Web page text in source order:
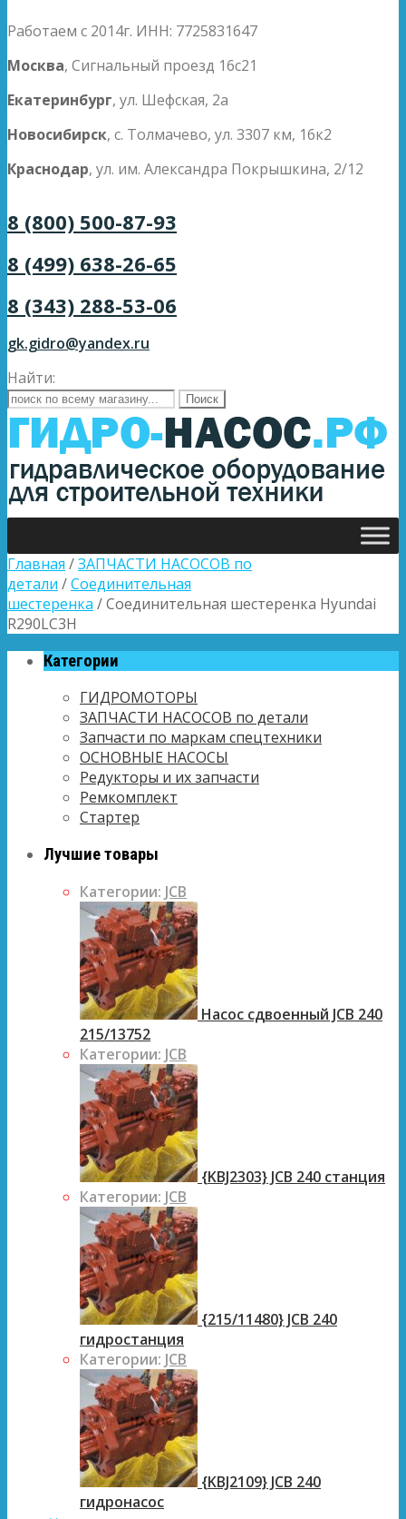
Работаем с 2014г. ИНН: 7725831647
Москва, Сигнальный проезд 16с21
Екатеринбург, ул. Шефская, 2а
Новосибирск, с. Толмачево, ул. 3307 км, 16к2
Краснодар, ул. им. Александра Покрышкина, 2/12
8 (800) 500-87-93
8 (499) 638-26-65
8 (343) 288-53-06
gk.gidro@yandex.ru
Найти:
Главная /ЗАПЧАСТИ НАСОСОВ по
детали /Соединительная
шестеренка / Соединительная шестеренка Hyundai
R290LC3H
Категории
ГИДРОМОТОРЫ
ЗАПЧАСТИ НАСОСОВ по детали
Запчасти по маркам спецтехники
ОСНОВНЫЕ НАСОСЫ
Редукторы и их запчасти
Ремкомплект
Стартер
Лучшие товары
Категории: JCB
Насос сдвоенный JCB 240
215/13752
Категории: JCB
{KBJ2303} JCB 240 станция
Категории: JCB
{215/11480} JCB 240
гидростанция
Категории: JCB
{KBJ2109} JCB 240
гидронасос